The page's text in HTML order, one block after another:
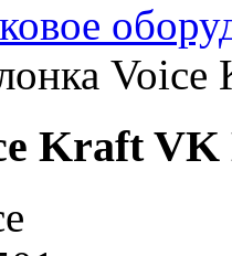
Kraft